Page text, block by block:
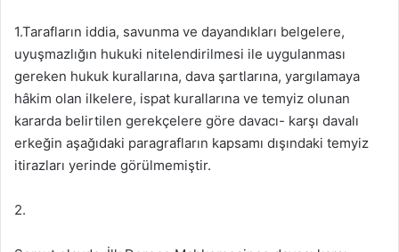
1.Tarafların iddia, savunma ve dayandıkları belgelere,
uyuşmazlığın hukuki nitelendirilmesi ile uygulanması
gereken hukuk kurallarına, dava şartlarına, yargılamaya
hâkim olan ilkelere, ispat kurallarına ve temyiz olunan
kararda belirtilen gerekçelere göre davacı- karşı davalı
erkeğin aşağıdaki paragrafların kapsamı dışındaki temyiz
itirazları yerinde görülmemiştir.
2.